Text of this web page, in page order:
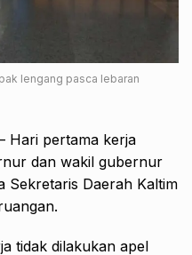
lengang pasca lebaran
Hari pertama kerja
dan wakil gubernur
Sekretaris Daerah Kaltim
tidak dilakukan apel